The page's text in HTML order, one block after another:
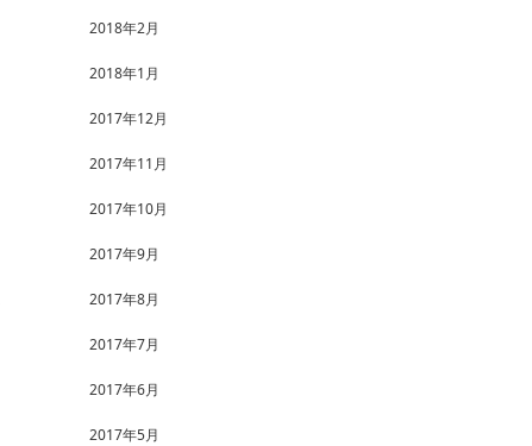
2018年2月
2018年1月
2017年12月
2017年11月
2017年10月
2017年9月
2017年8月
2017年7月
2017年6月
2017年5月